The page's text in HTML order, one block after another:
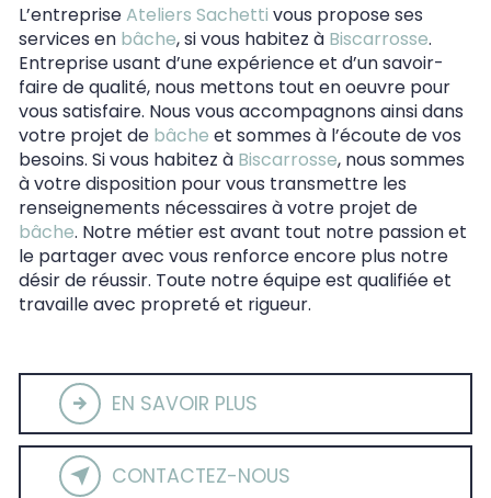
L’entrepriseAteliers Sachetti vous propose ses
services en bâche, si vous habitez à Biscarrosse.
Entreprise usant d’une expérience et d’un savoir-
faire de qualité, nous mettons tout en oeuvre pour
vous satisfaire. Nous vous accompagnons ainsi dans
votre projet de bâche et sommes à l’écoute de vos
besoins. Si vous habitez à Biscarrosse, nous sommes
à votre disposition pour vous transmettre les
renseignements nécessaires à votre projet de
bâche. Notre métier est avant tout notre passion et
le partager avec vous renforce encore plus notre
désir de réussir. Toute notre équipe est qualifiée et
travaille avec propreté et rigueur.
EN SAVOIR PLUS
CONTACTEZ-NOUS